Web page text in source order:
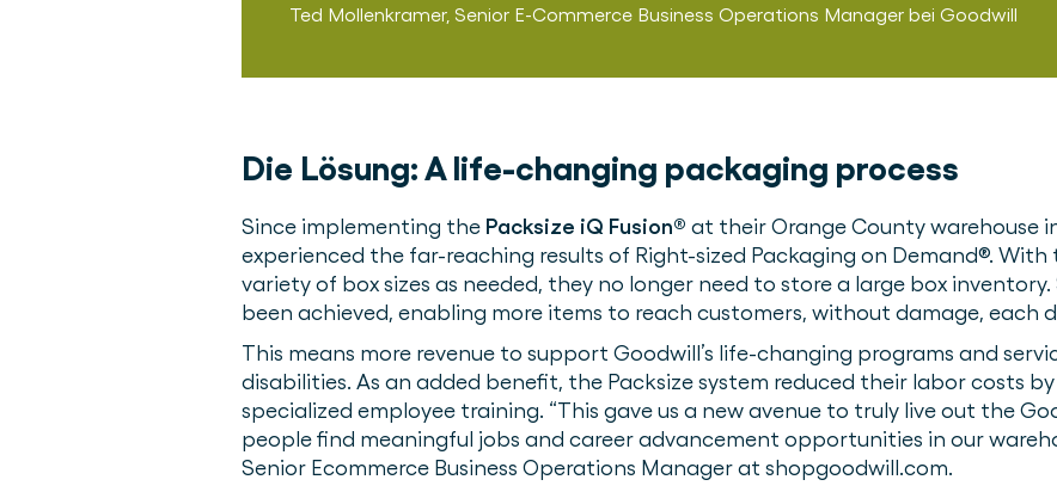
Ted Mollenkramer, Senior E-Commerce Business Operations Manager bei Goodwill
Die Lösung:A life-changing packaging process
Since implementing the Packsize iQ Fusion® at their Orange County warehouse
experienced the far-reaching results of Right-sized Packaging on Demand®.
variety of box sizes as needed, they no longer need to store a large box
been achieved, enabling more items to reach customers, without damage, each
This means more revenue to support Goodwill’s life-changing programs and
disabilities. As an added benefit, the Packsize system reduced their labor costs
specialized employee training. “This gave us a new avenue to truly live out the
people find meaningful jobs and career advancement opportunities in our
Senior Ecommerce Business Operations Manager at shopgoodwill.com.